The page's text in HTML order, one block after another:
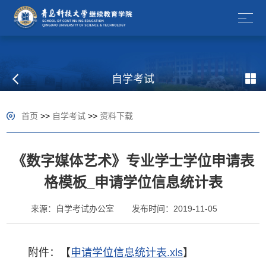
自学考试
首页 >> 自学考试 >>资料下载
《数字媒体艺术》专业学士学位申请表
格模板_申请学位信息统计表
来源：自学考试办公室 发布时间：2019-11-05
附件：【 申请学位信息统计表.xls】